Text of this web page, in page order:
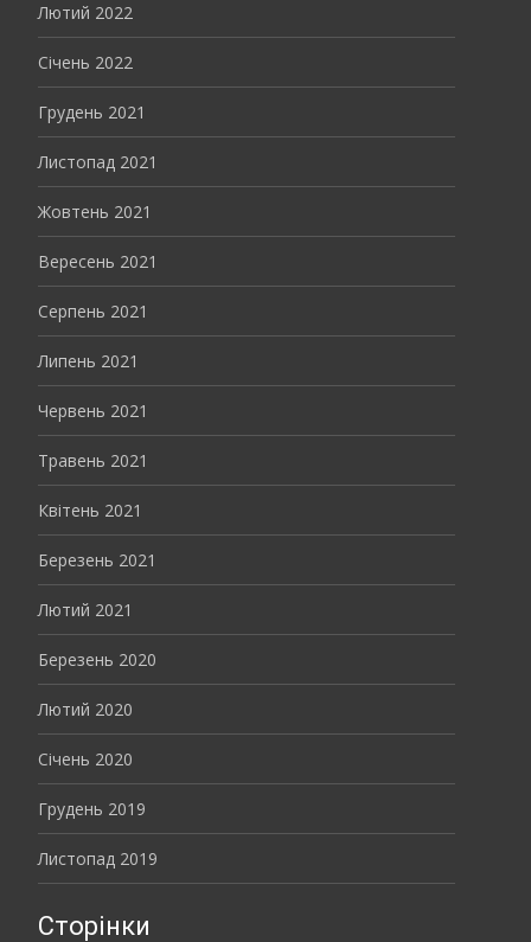
Лютий 2022
Січень 2022
Грудень 2021
Листопад 2021
Жовтень 2021
Вересень 2021
Серпень 2021
Липень 2021
Червень 2021
Травень 2021
Квітень 2021
Березень 2021
Лютий 2021
Березень 2020
Лютий 2020
Січень 2020
Грудень 2019
Листопад 2019
Сторінки